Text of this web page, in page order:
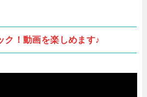
ク！動画を楽しめます♪